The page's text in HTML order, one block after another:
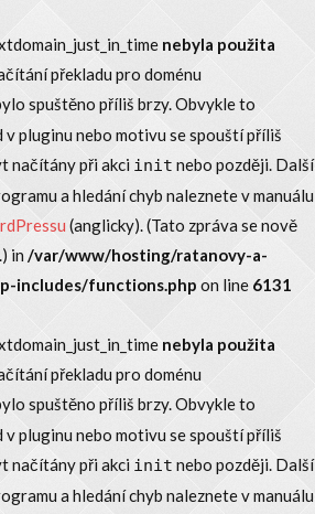
nebyla použita
překladu pro doménu
spuštěno příliš brzy. Obvykle to
v pluginu nebo motivu se spouští příliš
načítány při akci init nebo později. Další
a hledání chyb naleznete v manuálu
(anglicky). (Tato zpráva se nově
in/var/www/hosting/ratanovy-a-
includes/functions.php on line 6131
nebyla použita
překladu pro doménu
spuštěno příliš brzy. Obvykle to
v pluginu nebo motivu se spouští příliš
načítány při akci init nebo později. Další
a hledání chyb naleznete v manuálu